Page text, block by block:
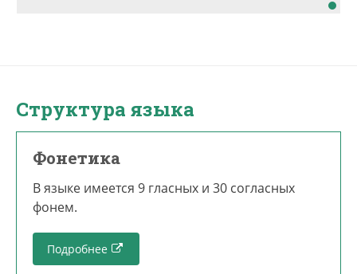
Структура языка
Фонетика
В языке имеется 9 гласных и 30 согласных
фонем.
Подробнее